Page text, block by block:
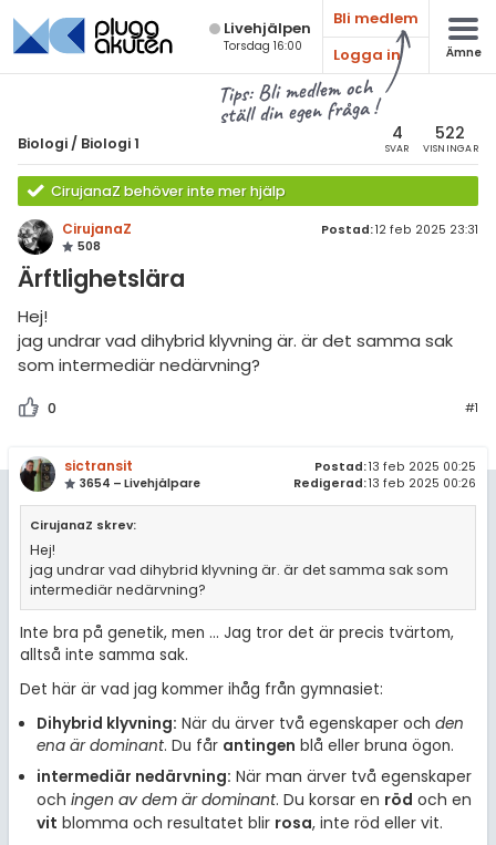
Live­hjälpen
Torsdag 16:00
Bli medlem
Logga in
Ämne
Tips: Bli medlem och
ställ din egen fråga !
Biologi / Biologi 1 4
SVAR
522
VISNINGAR
CirujanaZ behöver inte mer hjälp
CirujanaZ
508
Postad:12 feb 2025 23:31
Ärftlighetslära
Hej!
jag undrar vad dihybrid klyvning är. är det samma sak
som intermediär nedärvning?
0 #1
sictransit
3654 – Livehjälpare
Postad:13 feb 2025 00:25
Redigerad:13 feb 2025 00:26
CirujanaZ skrev:
Hej!
jag undrar vad dihybrid klyvning är. är det samma sak som
intermediär nedärvning?
Inte bra på genetik, men ... Jag tror det är precis tvärtom,
alltså inte samma sak.
Det här är vad jag kommer ihåg från gymnasiet:
Dihybrid klyvning: När du ärver två egenskaper ochden
ena är dominant. Du får antingen blå eller bruna ögon.
intermediär nedärvning: När man ärver två egenskaper
ochingen av dem är dominant. Du korsar en röd och en
vit blomma och resultatet blir rosa, inte röd eller vit.
Alla ämnen
Biologi
Alla trådar
Grundskola
Universitet
Allmänna diskussioner
Topplistor
För lärare
6 inloggade
Allmänna villkor
Cookie-inställningar
& Bygg
språk
ämnen
diskussioner